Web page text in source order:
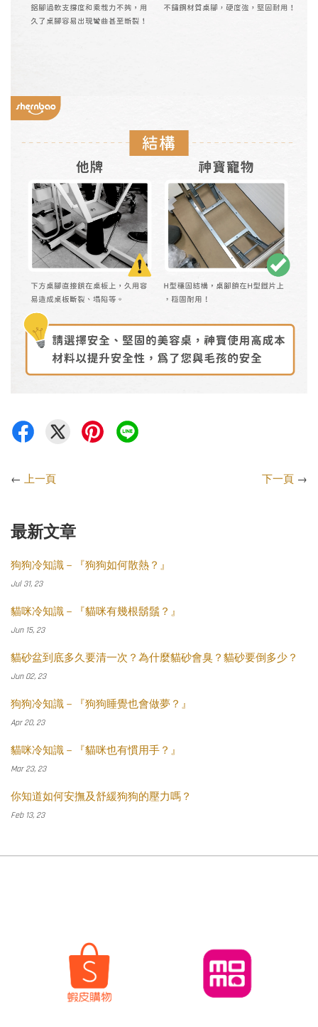
← 上一頁 下一頁 →
最新文章
狗狗冷知識－『狗狗如何散熱？』
Jul 31, 23
貓咪冷知識－『貓咪有幾根鬍鬚？』
Jun 15, 23
貓砂盆到底多久要清一次？為什麼貓砂會臭？貓砂要倒多少？
Jun 02, 23
狗狗冷知識－『狗狗睡覺也會做夢？』
Apr 20, 23
貓咪冷知識－『貓咪也有慣用手？』
Mar 23, 23
你知道如何安撫及舒緩狗狗的壓力嗎？
Feb 13, 23